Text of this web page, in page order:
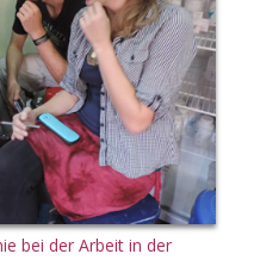
bei der Arbeit in der